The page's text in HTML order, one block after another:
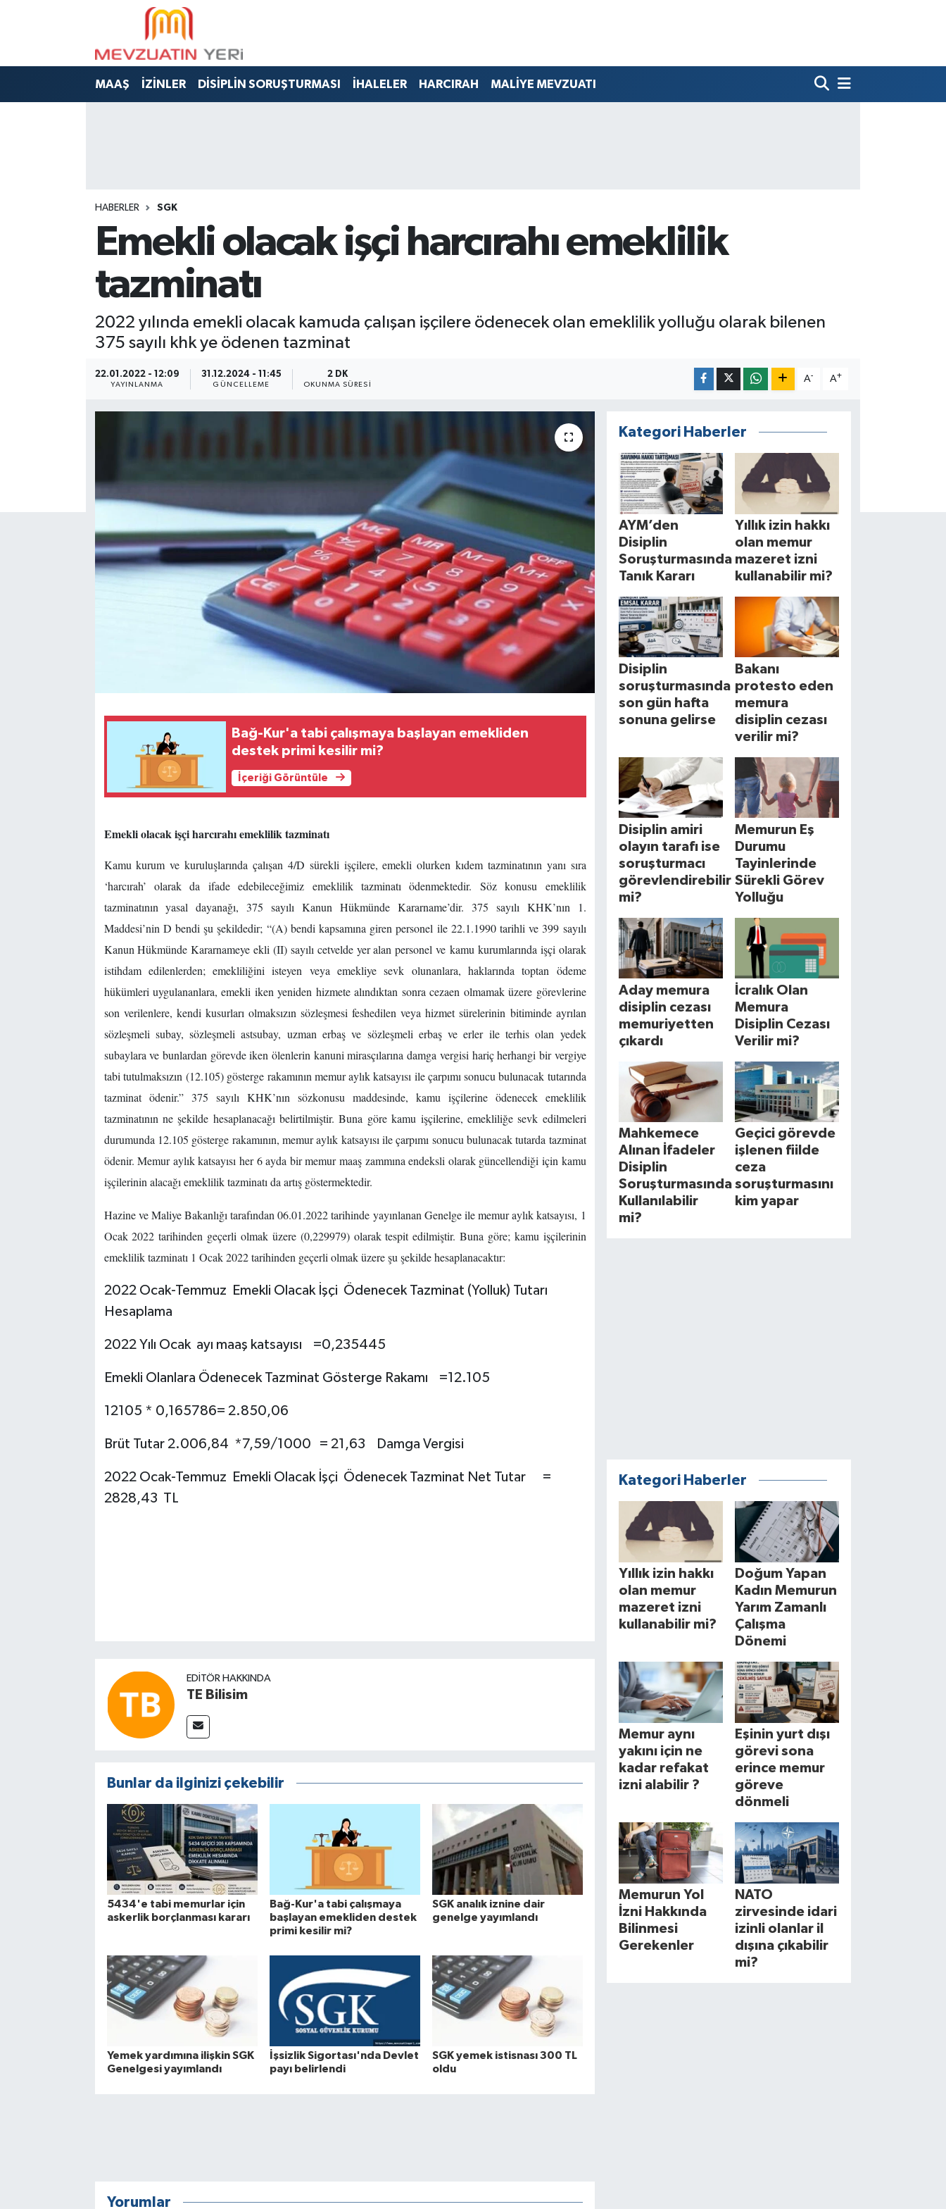
MAAŞ İZİNLER DİSİPLİN SORUŞTURMASI İHALELER HARCIRAH MALİYE MEVZUATI
HABERLER SGK
Emekli olacak işçi harcırahı emeklilik
tazminatı
2022 yılında emekli olacak kamuda çalışan işçilere ödenecek olan emeklilik yolluğu olarak bilenen
375 sayılı khk ye ödenen tazminat
22.01.2022 - 12:09
YAYINLANMA
31.12.2024 - 11:45
GÜNCELLEME
2 DK
OKUNMA SÜRESI
A- A+
Bağ-Kur'a tabi çalışmaya başlayan emekliden
destek primi kesilir mi?
İçeriği Görüntüle
Emekli olacak işçi harcırahı emeklilik tazminatı
Kamu kurum ve kuruluşlarında çalışan 4/D sürekli işçilere, emekli olurken kıdem tazminatının yanı sıra
‘harcırah’ olarak da ifade edebileceğimiz emeklilik tazminatı ödenmektedir. Söz konusu emeklilik
tazminatının yasal dayanağı, 375 sayılı Kanun Hükmünde Kararname’dir. 375 sayılı KHK’nın 1.
Maddesi’nin D bendi şu şekildedir; “(A) bendi kapsamına giren personel ile 22.1.1990 tarihli ve 399 sayılı
Kanun Hükmünde Kararnameye ekli (II) sayılı cetvelde yer alan personel ve kamu kurumlarında işçi olarak
istihdam edilenlerden; emekliliğini isteyen veya emekliye sevk olunanlara, haklarında toptan ödeme
hükümleri uygulananlara, emekli iken yeniden hizmete alındıktan sonra cezaen olmamak üzere görevlerine
son verilenlere, kendi kusurları olmaksızın sözleşmesi feshedilen veya hizmet sürelerinin bitiminde ayrılan
sözleşmeli subay, sözleşmeli astsubay, uzman erbaş ve sözleşmeli erbaş ve erler ile terhis olan yedek
subaylara ve bunlardan görevde iken ölenlerin kanuni mirasçılarına damga vergisi hariç herhangi bir vergiye
tabi tutulmaksızın (12.105) gösterge rakamının memur aylık katsayısı ile çarpımı sonucu bulunacak tutarında
tazminat ödenir.” 375 sayılı KHK’nın sözkonusu maddesinde, kamu işçilerine ödenecek emeklilik
tazminatının ne şekilde hesaplanacağı belirtilmiştir. Buna göre kamu işçilerine, emekliliğe sevk edilmeleri
durumunda 12.105 gösterge rakamının, memur aylık katsayısı ile çarpımı sonucu bulunacak tutarda tazminat
ödenir. Memur aylık katsayısı her 6 ayda bir memur maaş zammına endeksli olarak güncellendiği için kamu
işçilerinin alacağı emeklilik tazminatı da artış göstermektedir.
Hazine ve Maliye Bakanlığı tarafından 06.01.2022 tarihinde yayınlanan Genelge ile memur aylık katsayısı, 1
Ocak 2022 tarihinden geçerli olmak üzere (0,229979) olarak tespit edilmiştir. Buna göre; kamu işçilerinin
emeklilik tazminatı 1 Ocak 2022 tarihinden geçerli olmak üzere şu şekilde hesaplanacaktır:
2022 Ocak-Temmuz Emekli Olacak İşçi Ödenecek Tazminat (Yolluk) Tutarı
Hesaplama
2022 Yılı Ocak ayı maaş katsayısı =0,235445
Emekli Olanlara Ödenecek Tazminat Gösterge Rakamı =12.105
12105 * 0,165786= 2.850,06
Brüt Tutar 2.006,84 *7,59/1000 = 21,63 Damga Vergisi
2022 Ocak-Temmuz Emekli Olacak İşçi Ödenecek Tazminat Net Tutar =
2828,43 TL
EDITÖR HAKKINDA
TE Bilisim
Bunlar da ilginizi çekebilir
5434'e tabi memurlar için
askerlik borçlanması kararı
Bağ-Kur'a tabi çalışmaya
başlayan emekliden destek
primi kesilir mi?
SGK analık iznine dair
genelge yayımlandı
Yemek yardımına ilişkin SGK
Genelgesi yayımlandı
İşsizlik Sigortası'nda Devlet
payı belirlendi
SGK yemek istisnası 300 TL
oldu
Yorumlar
Kategori Haberler
AYM’den
Disiplin
Soruşturmasında
Tanık Kararı
Yıllık izin hakkı
olan memur
mazeret izni
kullanabilir mi?
Disiplin
soruşturmasında
son gün hafta
sonuna gelirse
Bakanı
protesto eden
memura
disiplin cezası
verilir mi?
Disiplin amiri
olayın tarafı ise
soruşturmacı
görevlendirebilir
mi?
Memurun Eş
Durumu
Tayinlerinde
Sürekli Görev
Yolluğu
Aday memura
disiplin cezası
memuriyetten
çıkardı
İcralık Olan
Memura
Disiplin Cezası
Verilir mi?
Mahkemece
Alınan İfadeler
Disiplin
Soruşturmasında
Kullanılabilir
mi?
Geçici görevde
işlenen fiilde
ceza
soruşturmasını
kim yapar
Kategori Haberler
Yıllık izin hakkı
olan memur
mazeret izni
kullanabilir mi?
Doğum Yapan
Kadın Memurun
Yarım Zamanlı
Çalışma
Dönemi
Memur aynı
yakını için ne
kadar refakat
izni alabilir ?
Eşinin yurt dışı
görevi sona
erince memur
göreve
dönmeli
Memurun Yol
İzni Hakkında
Bilinmesi
Gerekenler
NATO
zirvesinde idari
izinli olanlar il
dışına çıkabilir
mi?